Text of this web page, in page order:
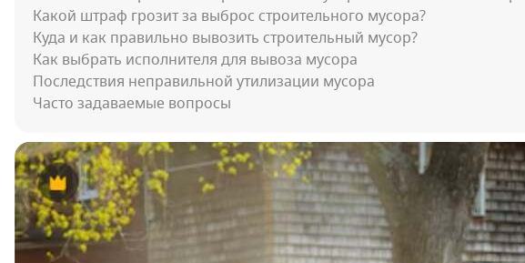
Какой штраф грозит за выброс строительного мусора?
Куда и как правильно вывозить строительный мусор?
Как выбрать исполнителя для вывоза мусора
Последствия неправильной утилизации мусора
Часто задаваемые вопросы